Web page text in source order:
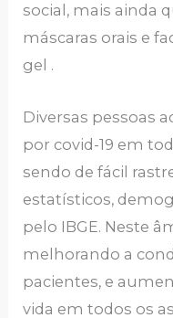
social, mais ainda
máscaras orais e
gel .
Diversas pessoas
por covid-19 em
sendo de fácil
estatísticos,
pelo IBGE. Neste
melhorando a
pacientes, e
vida em todos os